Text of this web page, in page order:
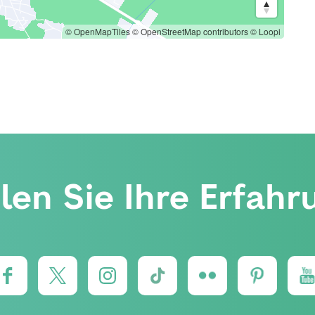
© OpenMapTiles© OpenStreetMap contributors© Loopi
Sie Ihre